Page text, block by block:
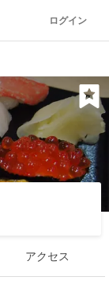
ログイン
アクセス